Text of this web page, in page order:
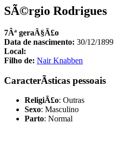
SÃ©rgio Rodrigues
7Âª geraÃ§Ã£o
Data de nascimento: 30/12/1899
Local:
Filho de: Nair Knabben
CaracterÃ­sticas pessoais
ReligiÃ£o: Outras
Sexo: Masculino
Parto: Normal